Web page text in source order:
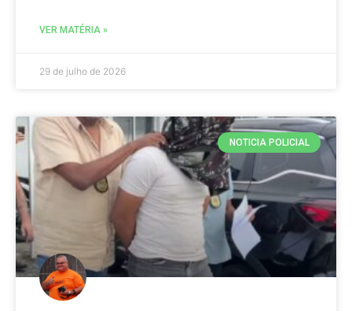
VER MATÉRIA »
29 de julho de 2026
NOTICIA POLICIAL